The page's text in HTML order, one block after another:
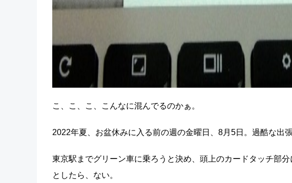
こ、こ、こ、こんなに混んでるのかぁ。
2022年夏、お盆休みに入る前の週の金曜日、8月5日。過酷な出
東京駅までグリーン車に乗ろうと決め、頭上のカードタッチ部
としたら、ない。